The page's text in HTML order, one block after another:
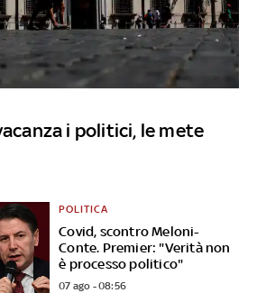
i politici, le mete
Covid, scontro Meloni-
Conte. Premier: "Verità non
è processo politico"
POLITICA
07 ago - 08:56